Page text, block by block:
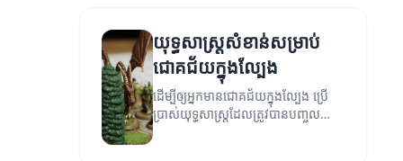
យុទ្ធសាស្ត្រសំខាន់សម្រាប់
ជោគជ័យក្នុងល្បែង
ដើម្បីឲ្យអ្នកមានជោគជ័យក្នុងល្បែង ប្រើ
ប្រាស់យុទ្ធសាស្ត្រដែលត្រូវបានបញ្ចូលនៅ